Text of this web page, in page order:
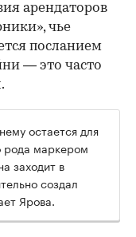
арендаторов
чье
посланием
— это часто
остается для
рода маркером
заходит в
создал
Ярова.